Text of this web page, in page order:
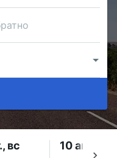
вс 10 авг., пн